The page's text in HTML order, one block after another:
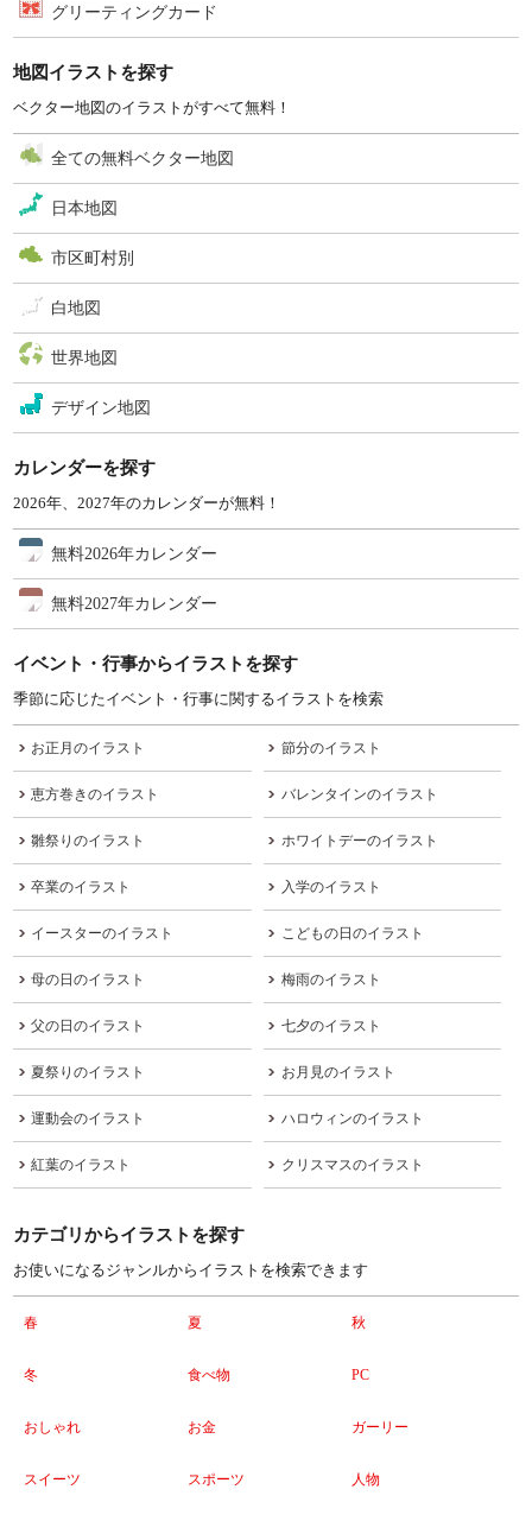
グリーティングカード
地図イラストを探す
ベクター地図のイラストがすべて無料！
全ての無料ベクター地図
日本地図
市区町村別
白地図
世界地図
デザイン地図
カレンダーを探す
2026年、2027年のカレンダーが無料！
無料2026年カレンダー
無料2027年カレンダー
イベント・行事からイラストを探す
季節に応じたイベント・行事に関するイラストを検索
お正月のイラスト 節分のイラスト
恵方巻きのイラスト バレンタインのイラスト
雛祭りのイラスト ホワイトデーのイラスト
卒業のイラスト 入学のイラスト
イースターのイラスト こどもの日のイラスト
母の日のイラスト 梅雨のイラスト
父の日のイラスト 七夕のイラスト
夏祭りのイラスト お月見のイラスト
運動会のイラスト ハロウィンのイラスト
紅葉のイラスト クリスマスのイラスト
カテゴリからイラストを探す
お使いになるジャンルからイラストを検索できます
春 夏 秋
冬 食べ物 PC
おしゃれ お金 ガーリー
スイーツ スポーツ 人物